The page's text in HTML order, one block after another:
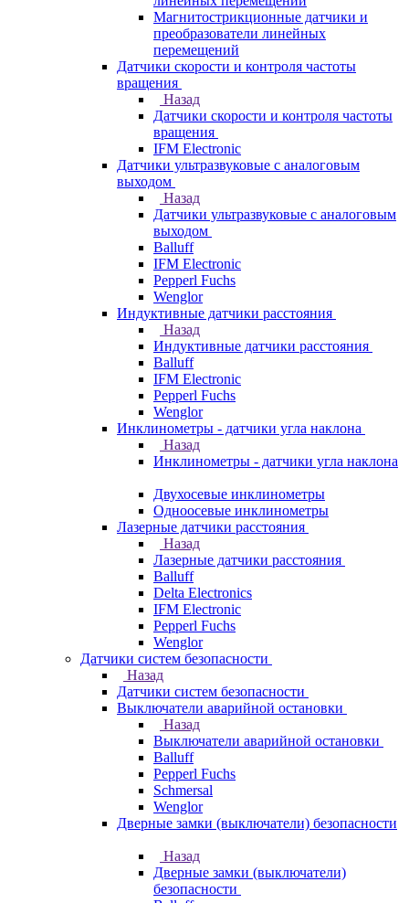
Магнитострикционные датчики и
преобразователи линейных
перемещений
Датчики скорости и контроля частоты
вращения
Назад
Датчики скорости и контроля частоты
вращения
IFM Electronic
Датчики ультразвуковые с аналоговым
выходом
Назад
Датчики ультразвуковые с аналоговым
выходом
Balluff
IFM Electronic
Pepperl Fuchs
Wenglor
Индуктивные датчики расстояния
Назад
Индуктивные датчики расстояния
Balluff
IFM Electronic
Pepperl Fuchs
Wenglor
Инклинометры - датчики угла наклона
Назад
Инклинометры - датчики угла наклона
Двухосевые инклинометры
Одноосевые инклинометры
Лазерные датчики расстояния
Назад
Лазерные датчики расстояния
Balluff
Delta Electronics
IFM Electronic
Pepperl Fuchs
Wenglor
Датчики систем безопасности
Назад
Датчики систем безопасности
Выключатели аварийной остановки
Назад
Выключатели аварийной остановки
Balluff
Pepperl Fuchs
Schmersal
Wenglor
Дверные замки (выключатели) безопасности
Назад
Дверные замки (выключатели)
безопасности